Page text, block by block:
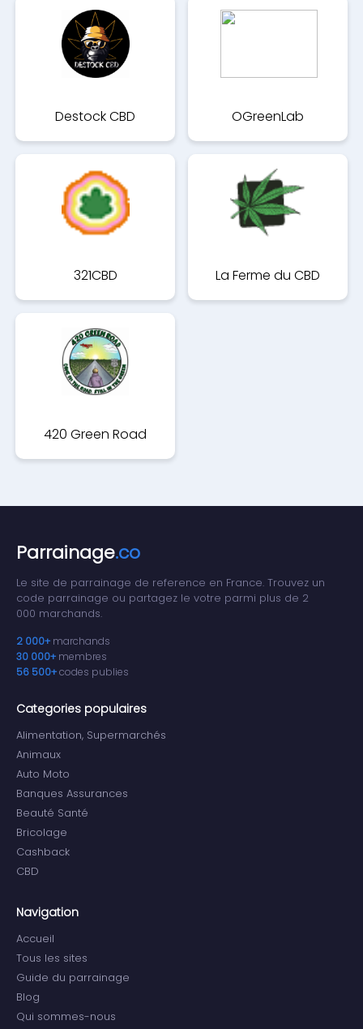
Destock CBD OGreenLab
321CBD La Ferme du CBD
420 Green Road
Parrainage.co
Le site de parrainage de reference en France. Trouvez un
code parrainage ou partagez le votre parmi plus de 2
000 marchands.
2 000+ marchands
30 000+ membres
56 500+codes publies
Categories populaires
Alimentation, Supermarchés
Animaux
Auto Moto
Banques Assurances
Beauté Santé
Bricolage
Cashback
CBD
Navigation
Accueil
Tous les sites
Guide du parrainage
Blog
Qui sommes-nous